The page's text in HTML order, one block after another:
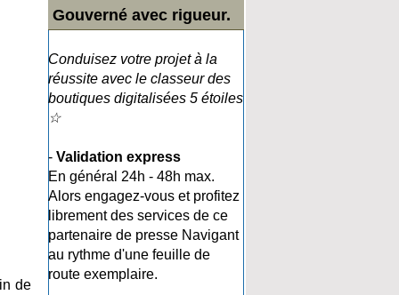
Gouverné avec rigueur.
Conduisez votre projet à la
réussite avec le classeur des
boutiques digitalisées 5 étoiles
☆
- Validation express
En général 24h - 48h max.
Alors engagez-vous et profitez
librement des services de ce
partenaire de presse Navigant
au rythme d'une feuille de
route exemplaire.
de